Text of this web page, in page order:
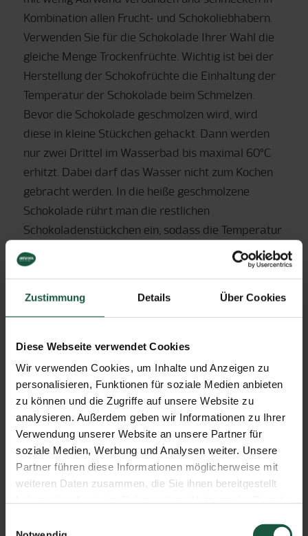
Zustimmung Details Über Cookies
Diese Webseite verwendet Cookies
Wir verwenden Cookies, um Inhalte und Anzeigen zu
personalisieren, Funktionen für soziale Medien anbieten
zu können und die Zugriffe auf unsere Website zu
analysieren. Außerdem geben wir Informationen zu Ihrer
Verwendung unserer Website an unsere Partner für
soziale Medien, Werbung und Analysen weiter. Unsere
Partner führen diese Informationen möglicherweise mit
weiteren Daten zusammen, die Sie ihnen bereitgestellt
Cookies, wenn Sie unsere Webseite weiterhin nutzen.
Kombination allen Frucht- und Schokoliebhabern.
Verwenden Sie für die Schokolade Ihrer Wahl die
gleiche Menge Trockenfrüchte. Wichtig ist bei der
Herstellung der Schokofrüchte die Einhaltung der
Temperatur der Schokolade beim Schmelzen.
Bevor die Schokolade geschmolzen wird, wird
diese in kleine Stückchen gehackt. Dann werden
nur zwei Drittel im Wasserbad bis maximal 60°C
erhitzt. Dabei darf das Wasser nicht zum Kochen
gebracht werden. In die heiße geschmolzene
Schokolade rührt man die restlichen
Schokoladenstückchen ein, sodass die Temperatur
sinkt. Anschließend können Ananas, Apfelringe,
Mango, Aprikosen und Co. durch die geschmolzene
Trocknen auf ein Backpapier gelegt werden. Am
Kühlschrank kalt stellen und vollständig auskühlen
lassen.
schokolierten Trockenfrüchte eignen sich hübsch